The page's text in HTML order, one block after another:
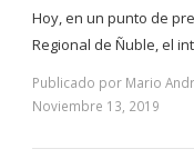
Hoy, en un punto de
Regional de Ñuble, el
Publicado por Mario
Noviembre 13, 2019